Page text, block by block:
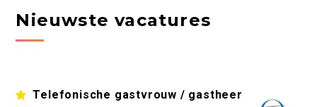
Nieuwste vacatures
Telefonische gastvrouw / gastheer